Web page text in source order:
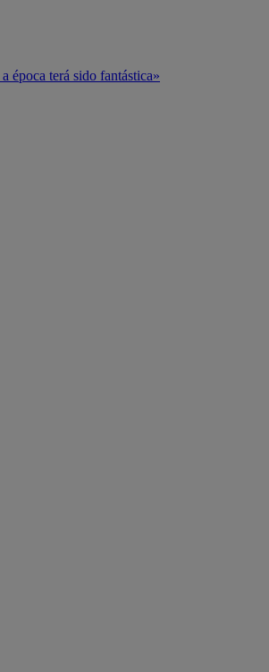
época terá sido fantástica»